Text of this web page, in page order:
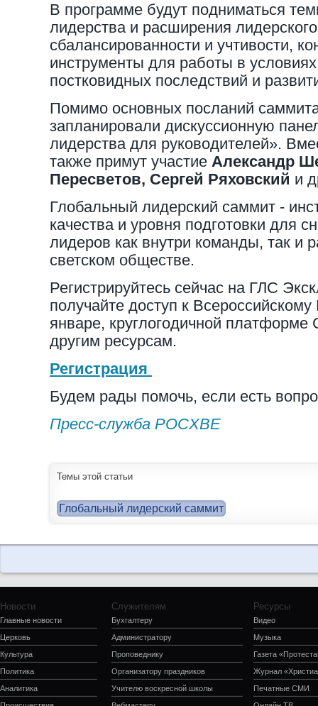
В программе будут подниматься
лидерства и расширения
сбалансированности и учтивости,
инструменты для работы в
постковидных последствий и
Помимо основных посланий
запланировали дискуссионную
лидерства для руководителей».
также примут участие Александр
Пересветов, Сергей Ряховский и
Глобальный лидерский саммит -
качества и уровня подготовки для
лидеров как внутри команды, так и
светском обществе.
Регистрируйтесь сейчас на ГЛС
получайте доступ к
январе, круглогодичной
другим ресурсам.
Регистрация
Будем рады помочь, если есть
Пресс-служба РОСХВЕ
Темы этой статьи
Глобальный лидерский саммит
Новости
Главные новости
Церковь
Культура
Политика
Аналитика
Служителям
Бухгалтеру
Администратору
Проповеднику
Организатору праздников
Учителю воскресной школы
Ресурсы
Видео
Музыка
Газета
Журнал
Печатные СМИ